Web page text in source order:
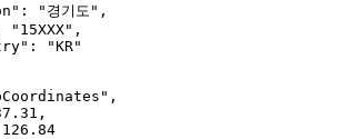
"경기도",
"15XXX",
"KR"